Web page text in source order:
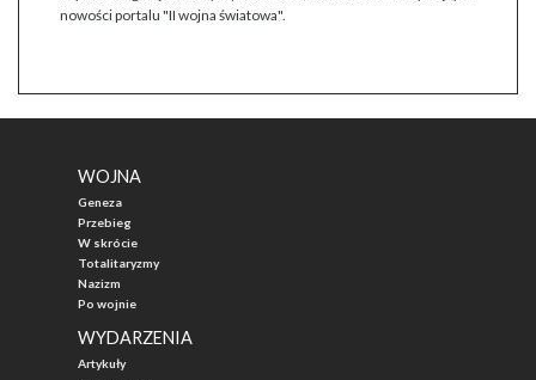
nowości portalu "II wojna światowa".
WOJNA
Geneza
Przebieg
W skrócie
Totalitaryzmy
Nazizm
Po wojnie
WYDARZENIA
Artykuły